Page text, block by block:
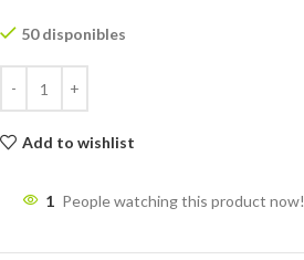
50 disponibles
Add to wishlist
1 People watching this product now!